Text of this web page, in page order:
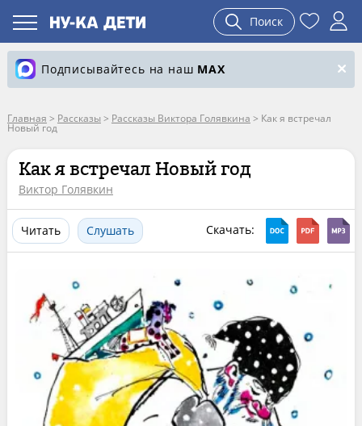
Поиск
Подписывайтесь на наш MAX
Главная > Рассказы > Рассказы Виктора Голявкина > Как я встречал
Новый год
Как я встречал Новый год
Виктор Голявкин
Читать Слушать Скачать: